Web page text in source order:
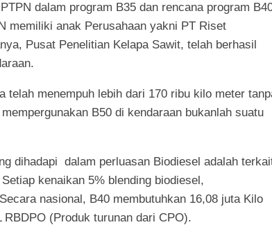
dalam program B35 dan rencana program
memiliki anak Perusahaan yakni PT Riset
Pusat Penelitian Kelapa Sawit, telah berhasil
telah menempuh lebih dari 170 ribu kilo meter
B50 di kendaraan bukanlah suatu
dihadapi dalam perluasan Biodiesel adalah
kenaikan 5% blending biodiesel,
nasional, B40 membutuhkan 16,08 juta Kilo
RBDPO (Produk turunan dari CPO).